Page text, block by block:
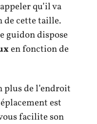
qu’il va
de cette taille.
guidon dispose
en fonction de
plus de l’endroit
est
facilite son